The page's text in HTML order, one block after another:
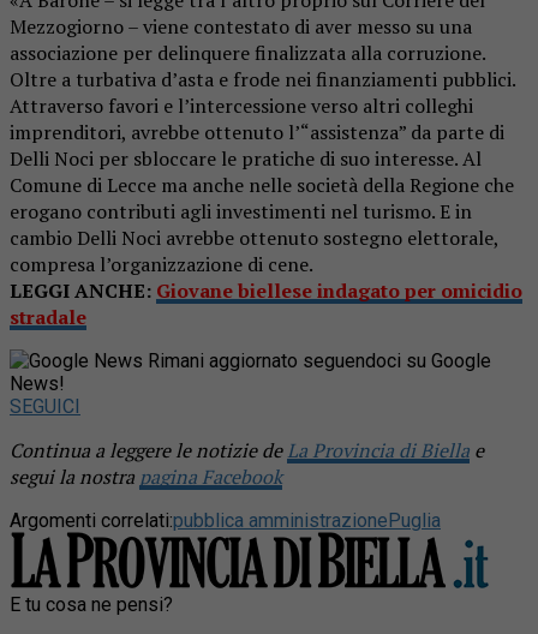
Mezzogiorno – viene contestato di aver messo su una
associazione per delinquere finalizzata alla corruzione.
Oltre a turbativa d’asta e frode nei finanziamenti pubblici.
Attraverso favori e l’intercessione verso altri colleghi
imprenditori, avrebbe ottenuto l’“assistenza” da parte di
Delli Noci per sbloccare le pratiche di suo interesse. Al
Comune di Lecce ma anche nelle società della Regione che
erogano contributi agli investimenti nel turismo. E in
cambio Delli Noci avrebbe ottenuto sostegno elettorale,
compresa l’organizzazione di cene.
LEGGI ANCHE: Giovane biellese indagato per omicidio
stradale
Rimani aggiornato seguendoci su Google
News!
SEGUICI
Continua a leggere le notizie deLa Provincia di Biella e
segui la nostra pagina Facebook
Argomenti correlati:pubblica amministrazionePuglia
E tu cosa ne pensi?